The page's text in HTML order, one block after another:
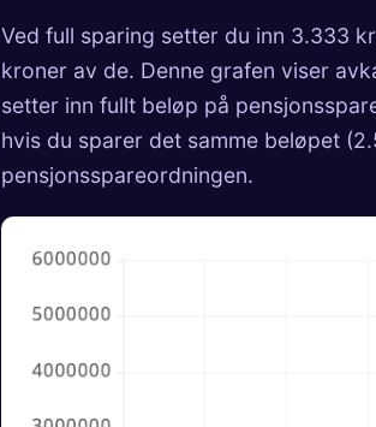
Ved full sparing setter du inn 3.333
kroner av de. Denne grafen viser
setter inn fullt beløp på
hvis du sparer det samme beløpet
pensjonsspareordningen.